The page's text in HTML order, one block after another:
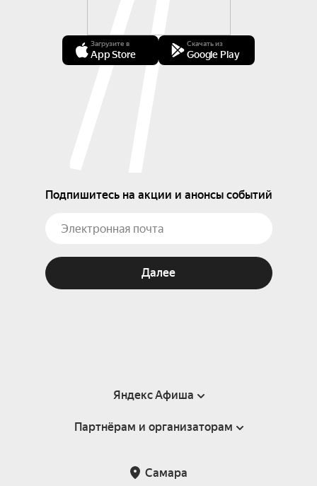
Загрузите в
App Store
Скачать из
Google Play
Подпишитесь на акции и анонсы событий
Далее
Яндекс Афиша
Справка
Подарочные сертификаты
Партнёрам и организаторам
Самара